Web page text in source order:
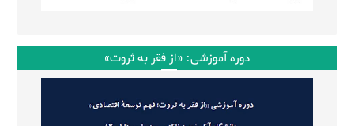
دوره آموزشی: «از فقر به ثروت»